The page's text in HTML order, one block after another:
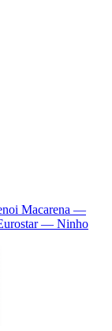
Macarena —
— Ninho